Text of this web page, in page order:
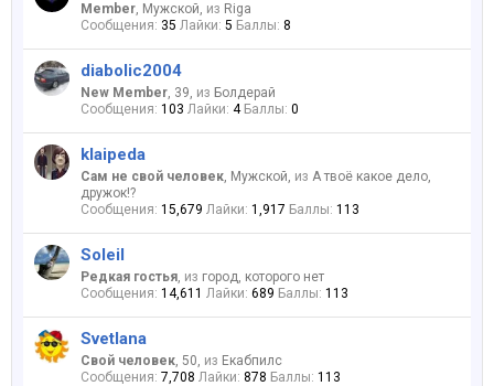
Member, Мужской, из Riga
Сообщения: 35 Лайки: 5 Баллы: 8
diabolic2004
New Member, 39, из Болдерай
Сообщения: 103 Лайки: 4 Баллы: 0
klaipeda
Сам не свой человек, Мужской, из А твоё какое дело,
дружок!?
Сообщения: 15,679 Лайки: 1,917 Баллы: 113
Soleil
Редкая гостья, из город, которого нет
Сообщения: 14,611 Лайки: 689 Баллы: 113
Svetlana
Свой человек, 50, из Екабпилс
Сообщения: 7,708 Лайки: 878 Баллы: 113